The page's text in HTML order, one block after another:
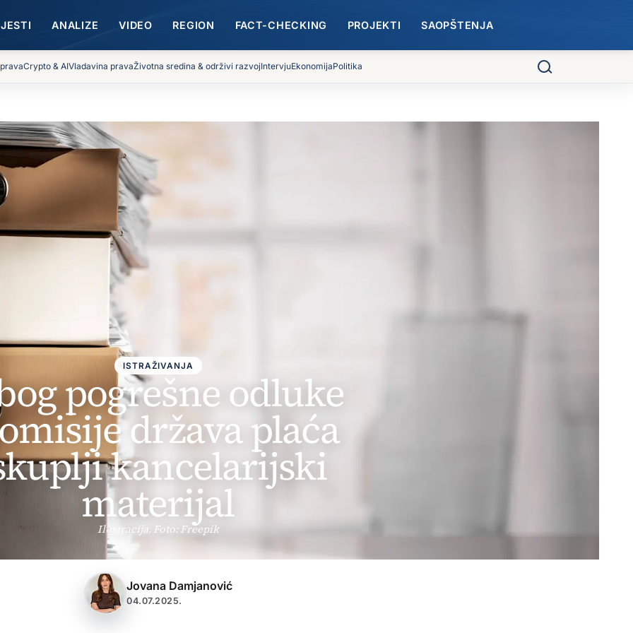
ANALIZE VIDEO REGION FACT-CHECKING PROJEKTI SAOPŠTENJA
Crypto & AIVladavina pravaŽivotna sredina & održivi razvojIntervjuEkonomijaPolitika
Pretraga
materijal
ISTRAŽIVANJA
pogrešne odluke
država plaća
kancelarijski
materijal
Ilustracija. Foto: Freepik
Jovana Damjanović
04.07.2025.